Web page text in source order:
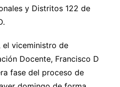
y Distritos 122 de
el viceministro de
Docente, Francisco D
fase del proceso de